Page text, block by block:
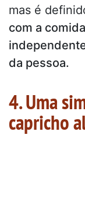
mas é
com a
da pessoa.
4. Uma
capricho